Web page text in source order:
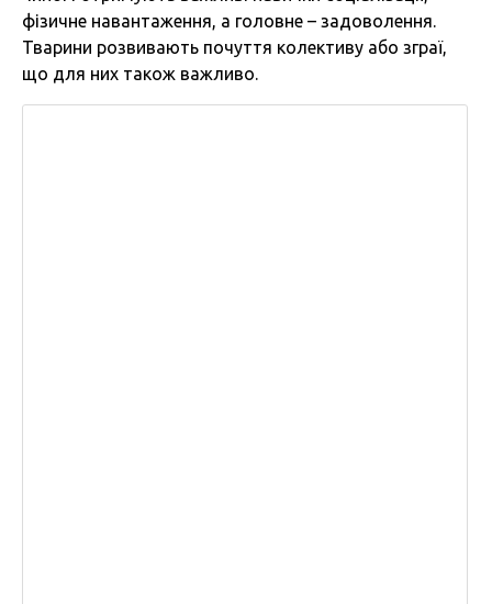
фізичне навантаження, а головне – задоволення.
Тварини розвивають почуття колективу або зграї,
що для них також важливо.